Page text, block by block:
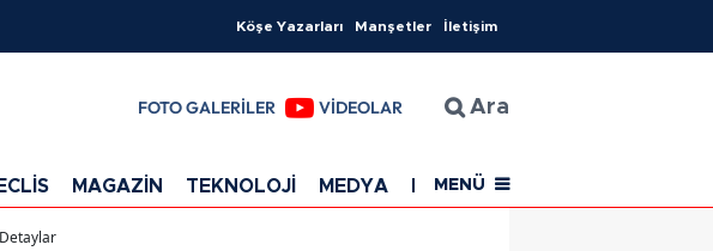
Köşe Yazarları Manşetler İletişim
FOTO GALERİLER VİDEOLAR Ara
MAGAZİN TEKNOLOJİ MEDYA EĞİTİM SAĞLIK
MENÜ